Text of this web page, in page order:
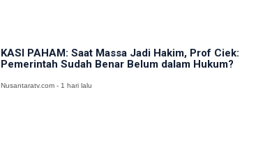
KASI PAHAM: Saat Massa Jadi Hakim, Prof Ciek:
Pemerintah Sudah Benar Belum dalam Hukum?
Nusantaratv.com - 1 hari lalu